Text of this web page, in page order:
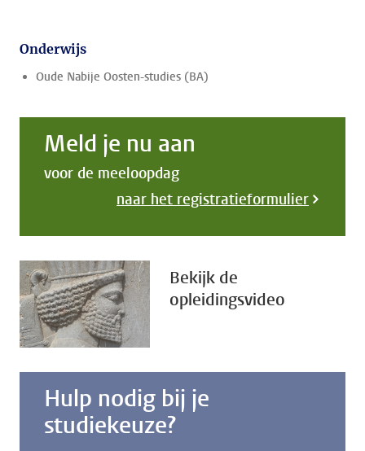
Onderwijs
Oude Nabije Oosten-studies (BA)
Meld je nu aan
voor de meeloopdag
naar het registratieformulier
Bekijk de
opleidingsvideo
Hulp nodig bij je
studiekeuze?